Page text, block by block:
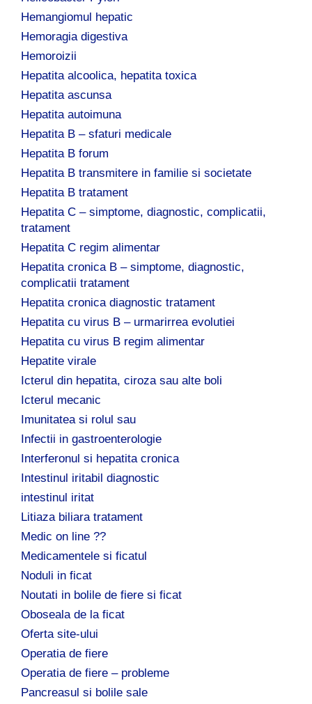
Hemangiomul hepatic
Hemoragia digestiva
Hemoroizii
Hepatita alcoolica, hepatita toxica
Hepatita ascunsa
Hepatita autoimuna
Hepatita B – sfaturi medicale
Hepatita B forum
Hepatita B transmitere in familie si societate
Hepatita B tratament
Hepatita C – simptome, diagnostic, complicatii,
tratament
Hepatita C regim alimentar
Hepatita cronica B – simptome, diagnostic,
complicatii tratament
Hepatita cronica diagnostic tratament
Hepatita cu virus B – urmarirrea evolutiei
Hepatita cu virus B regim alimentar
Hepatite virale
Icterul din hepatita, ciroza sau alte boli
Icterul mecanic
Imunitatea si rolul sau
Infectii in gastroenterologie
Interferonul si hepatita cronica
Intestinul iritabil diagnostic
intestinul iritat
Litiaza biliara tratament
Medic on line ??
Medicamentele si ficatul
Noduli in ficat
Noutati in bolile de fiere si ficat
Oboseala de la ficat
Oferta site-ului
Operatia de fiere
Operatia de fiere – probleme
Pancreasul si bolile sale